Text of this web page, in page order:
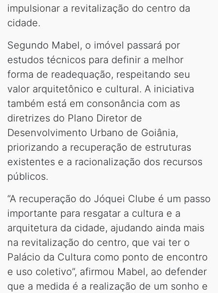
impulsionar a revitalização do centro da
cidade.
Segundo Mabel, o imóvel passará por
estudos técnicos para definir a melhor
forma de readequação, respeitando seu
valor arquitetônico e cultural. A iniciativa
também está em consonância com as
diretrizes do Plano Diretor de
Desenvolvimento Urbano de Goiânia,
priorizando a recuperação de estruturas
existentes e a racionalização dos recursos
públicos.
“A recuperação do Jóquei Clube é um passo
importante para resgatar a cultura e a
arquitetura da cidade, ajudando ainda mais
na revitalização do centro, que vai ter o
Palácio da Cultura como ponto de encontro
e uso coletivo”, afirmou Mabel, ao defender
que a medida é a realização de um sonho e